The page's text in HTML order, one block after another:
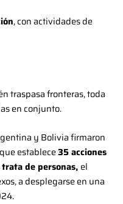
, con actividades de
traspasa fronteras, toda
en conjunto.
y Bolivia firmaron
establece35 acciones
de personas, el
a desplegarse en una